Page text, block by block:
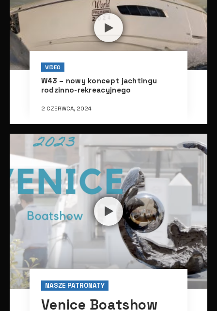
VIDEO
W43 – nowy koncept jachtingu
rodzinno-rekreacyjnego
2 CZERWCA, 2024
NASZE PATRONATY
Venice Boatshow